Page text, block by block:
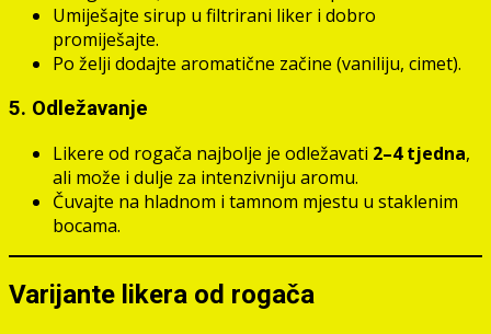
Umiješajte sirup u filtrirani liker i dobro
promiješajte.
Po želji dodajte aromatične začine (vaniliju, cimet).
5. Odležavanje
Likere od rogača najbolje je odležavati 2–4 tjedna,
ali može i dulje za intenzivniju aromu.
Čuvajte na hladnom i tamnom mjestu u staklenim
bocama.
Varijante likera od rogača